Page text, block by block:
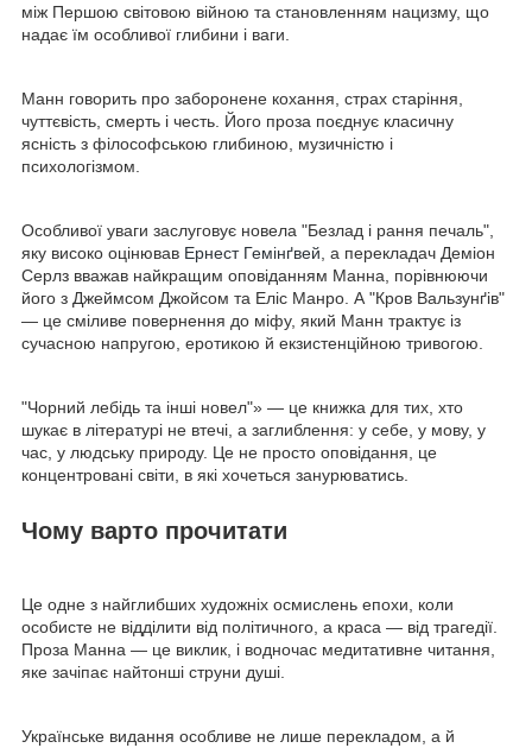
між Першою світовою війною та становленням нацизму, що
надає їм особливої глибини і ваги.
Манн говорить про заборонене кохання, страх старіння,
чуттєвість, смерть і честь. Його проза поєднує класичну
ясність з філософською глибиною, музичністю і
психологізмом.
Особливої уваги заслуговує новела "Безлад і рання печаль",
яку високо оцінював Ернест Гемінґвей , а перекладач Деміон
Серлз вважав найкращим оповіданням Манна, порівнюючи
його з Джеймсом Джойсом та Еліс Манро. А "Кров Вальзунґів"
— це сміливе повернення до міфу, який Манн трактує із
сучасною напругою, еротикою й екзистенційною тривогою.
"Чорний лебідь та інші новел"» — це книжка для тих, хто
шукає в літературі не втечі, а заглиблення: у себе, у мову, у
час, у людську природу. Це не просто оповідання, це
концентровані світи, в які хочеться занурюватись.
Чому варто прочитати
Це одне з найглибших художніх осмислень епохи, коли
особисте не відділити від політичного, а краса — від трагедії.
Проза Манна — це виклик, і водночас медитативне читання,
яке зачіпає найтонші струни душі.
Українське видання особливе не лише перекладом, а й